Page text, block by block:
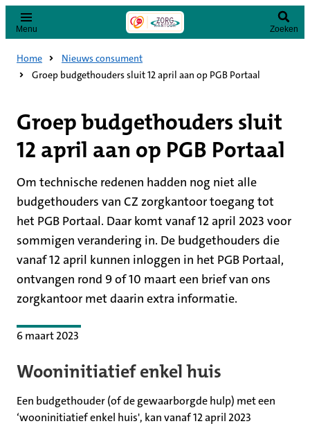
Menu Zoeken
Home
Nieuws consument
Groep budgethouders sluit 12 april aan op PGB Portaal
Groep budgethouders sluit
12 april aan op PGB Portaal
Om technische redenen hadden nog niet alle
budgethouders van CZ zorgkantoor toegang tot
het PGB Portaal. Daar komt vanaf 12 april 2023 voor
sommigen verandering in. De budgethouders die
vanaf 12 april kunnen inloggen in het PGB Portaal,
ontvangen rond 9 of 10 maart een brief van ons
zorgkantoor met daarin extra informatie.
6 maart 2023
Wooninitiatief enkel huis
Een budgethouder (of de gewaarborgde hulp) met een
‘wooninitiatief enkel huis', kan vanaf 12 april 2023